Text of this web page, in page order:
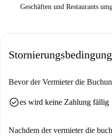
Geschäften und Restaurants
Bevor der Vermieter die
check_circlees wird keine Zahlung fällig
Nachdem der vermieter die